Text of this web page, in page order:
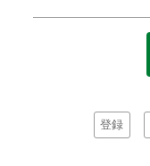
登録